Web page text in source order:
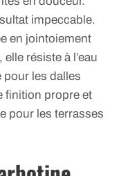
impeccable.
en jointoiement
résiste à l’eau
pour les dalles
finition propre et
pour les terrasses